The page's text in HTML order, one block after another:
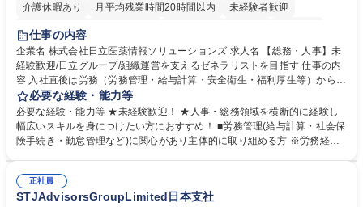
介護休暇あり 月平均残業時間20時間以内
未経験者歓迎
住宅手当あり
育休あり
完全週休2日制 交通費支給 土日祝休み 寮・社宅あり
仕事の内容
企業名 株式会社日立医薬情報ソリューションズ 求人名 【総務・人事】未
経験歓迎/日立グループ/組織運営を支えるゼネラリストを目指す 仕事の内
容 入社直後は労務（労務管理・給与計算・安全衛生・福利厚生等）からお
任せいたします。将来は総務・採用・教育業務へ守備範囲を広げ、組織運
営を支えるゼネラリストをめざせます。 ・初期業務：労働時間管理、給与
計算、社会保険対応、福利厚生管理、安全衛生、健康経営推進等をお任せ
します。ご経験に応じて、休職者管理など、幅広く経験を積んでいただき
幅広く経験を積みたい意欲がある方に最適な環境です。 募集職種 【総
務・人事】未経験歓迎/日立グループ/組織運営を支えるゼネラリストを目
必要な経験・能力等
必要な経験・能力等 ★未経験歓迎！ ★人事・総務領域を横断的に経験し
幅広いスキルを身につけたい方におすすめ！ ■労務管理(給与計算・社会保
険手続き・勤怠管理など)に関心があり主体的に取り組める方 ※労務経験
のご経験 ■労務管理（給与計算・社会保険手続き・勤怠管理など）の経験
■衛生管理者の資格をお持ちの方 学歴・資格 学歴：大学院 大学 高専 短大
正社員
STJAdvisorsGroupLimited日本支社